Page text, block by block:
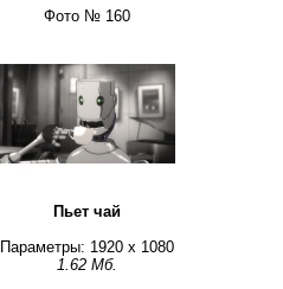
Фото № 160
Пьет чай
Параметры: 1920 x 1080
1.62 Мб.